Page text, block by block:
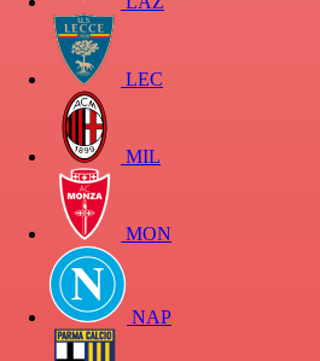
LEC
MIL
MON
NAP